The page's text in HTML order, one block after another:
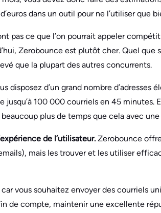
dans un outil pour ne l’utiliser que
pas ce que l’on pourrait appeler
Zerobounce est plutôt cher. Quel que
que la plupart des autres concurrents.
disposez d’un grand nombre d’adresses
jusqu’à 100 000 courriels en 45 minutes.
plus de temps que cela avec une
de l’utilisateur. Zerobounce
mais les trouver et les utiliser
vous souhaitez envoyer des courriels
de compte, maintenir une excellente